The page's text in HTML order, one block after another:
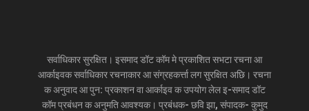
सर्वाधिकार सुरक्षित। इसमाद डॉट कॉम मे प्रकाशित सभटा रचना आ
आर्काइवक सर्वाधिकार रचनाकार आ संग्रहकर्त्ता लग सुरक्षित अछि। रचना
क अनुवाद आ पुन: प्रकाशन वा आर्काइव क उपयोग लेल इ-समाद डॉट
कॉम प्रबंधन क अनुमति आवश्यक। प्रबंधक- छवि झा, संपादक- कुमुद